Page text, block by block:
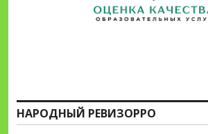
НАРОДНЫЙ РЕВИЗОРРО